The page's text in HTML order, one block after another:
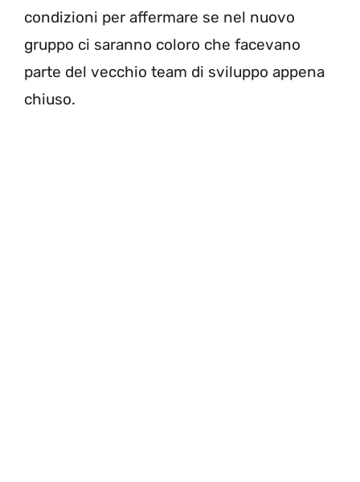
condizioni per affermare se nel nuovo
gruppo ci saranno coloro che facevano
parte del vecchio team di sviluppo appena
chiuso.